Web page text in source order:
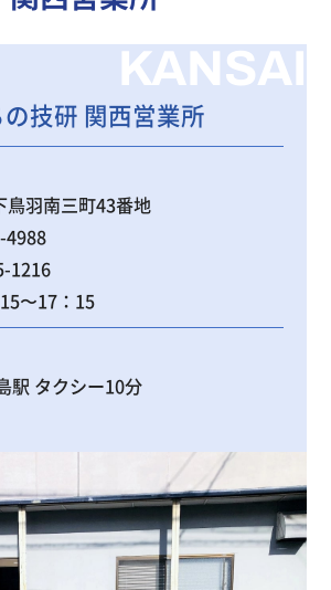
KANSAI
技研 関西営業所
鳥羽南三町43番地
4988
1216
〜17：15
駅 タクシー10分